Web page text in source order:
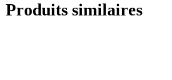
Produits similaires